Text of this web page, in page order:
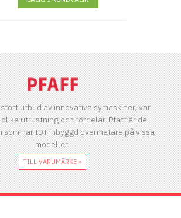
utbud av innovativa symaskiner, var
olika utrustning och fördelar. Pfaff är de
som har IDT inbyggd övermatare på vissa
modeller.
TILL VARUMÄRKE »